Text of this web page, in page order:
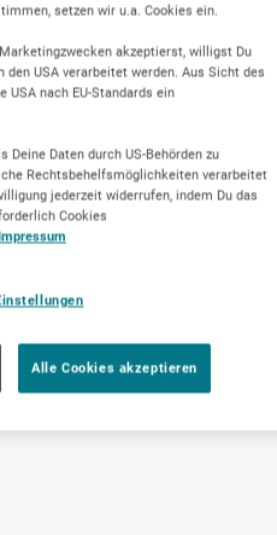
setzen wir u.a. Cookies ein.
akzeptierst, willigst Du
den USA verarbeitet werden. Aus Sicht des
nach EU-Standards ein
Deine Daten durch US-Behörden zu
Rechtsbehelfsmöglichkeiten verarbeitet
jederzeit widerrufen, indem Du das
Cookies
Alle Cookies akzeptieren